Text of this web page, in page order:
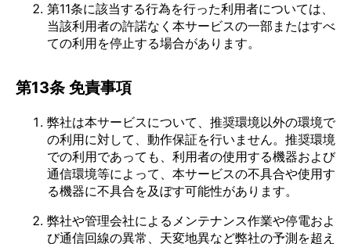
第11条に該当する行為を行った利用者については、
当該利用者の許諾なく本サービスの一部またはすべ
ての利用を停止する場合があります。
第13条 免責事項
弊社は本サービスについて、推奨環境以外の環境で
の利用に対して、動作保証を行いません。推奨環境
での利用であっても、利用者の使用する機器および
通信環境等によって、本サービスの不具合や使用す
る機器に不具合を及ぼす可能性があります。
弊社や管理会社によるメンテナンス作業や停電およ
び通信回線の異常、天変地異など弊社の予測を超え